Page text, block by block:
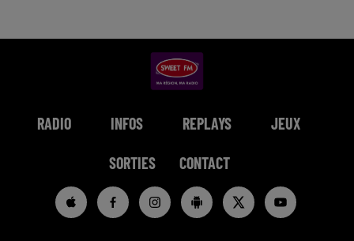
RADIO INFOS REPLAYS JEUX
SORTIES CONTACT